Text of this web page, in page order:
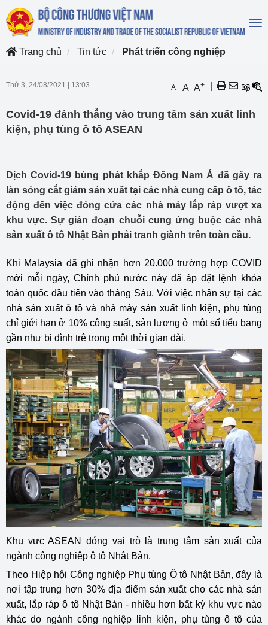
Trang chủ
Tin tức Phát triển công nghiệp
Thứ 3, 24/08/2021 13:03 A- A A+
Covid-19 đánh thẳng vào trung tâm sản xuất linh
kiện, phụ tùng ô tô ASEAN
Dịch Covid-19 bùng phát khắp Đông Nam Á đã gây ra
làn sóng cắt giảm sản xuất tại các nhà cung cấp ô tô, tác
động đến việc đóng cửa các nhà máy lắp ráp vượt xa
khu vực. Sự gián đoạn chuỗi cung ứng buộc các nhà
sản xuất ô tô Nhật Bản phải tranh giành trên toàn cầu.
Khi Malaysia đã ghi nhận hơn 20.000 trường hợp COVID
mới mỗi ngày, Chính phủ nước này đã áp đặt lệnh khóa
toàn quốc đầu tiên vào tháng Sáu. Với việc nhân sự tại các
nhà sản xuất ô tô và nhà máy sản xuất linh kiện, phụ tùng
chỉ giới hạn ở 10% công suất, sản lượng ở một số tiểu bang
gần như bị đình trệ trong một thời gian dài.
Khu vực ASEAN đóng vai trò là trung tâm sản xuất của
ngành công nghiệp ô tô Nhật Bản.
Theo Hiệp hội Công nghiệp Phụ tùng Ô tô Nhật Bản, đây là
nơi tập trung hơn 30% địa điểm sản xuất cho các nhà sản
xuất, lắp ráp ô tô Nhật Bản - nhiều hơn bất kỳ khu vực nào
khác do ngành công nghiệp linh kiện, phụ tùng ô tô của